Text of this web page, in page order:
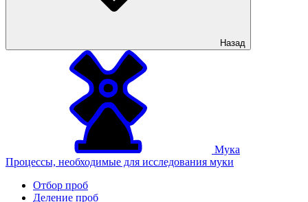
Назад
Мука
Процессы, необходимые для исследования муки
Отбор проб
Деление проб